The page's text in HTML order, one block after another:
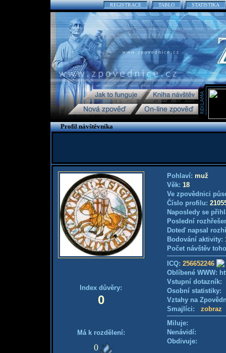
REGISTRACE TABLO STATISTIKA
Profil návštěvníka
Index důvěry:
0
Má k rozdělení:
0
Pohlaví: muž
Věk: 18
Ve zpovědnici
Číslo profilu:
Naposledy se
Poslední
Doteď napsal
Bodování aktivity:
Počet návštěv
ICQ: 256652246
Oblíbené WWW:
Vstupní
Osobní
Vztahy na
Smajlíci: zobraz
Miluje:
Nenávidí:
Obdivuje: